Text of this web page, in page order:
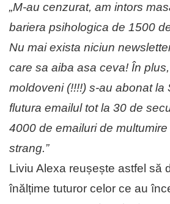
„M-au cenzurat, am intors
bariera psihologica de 1500
Nu mai exista niciun
care sa aiba asa ceva! În
moldoveni (!!!!) s-au abonat la
flutura emailul tot la 30 de
4000 de emailuri de
strang.”
Liviu Alexa reușește astfel să
înălțime tuturor celor ce au